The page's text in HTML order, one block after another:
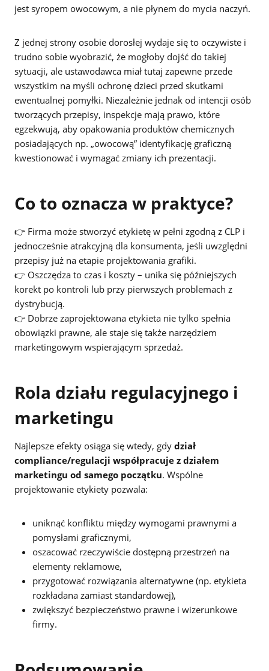
jest syropem owocowym, a nie płynem do mycia naczyń.
Z jednej strony osobie dorosłej wydaje się to oczywiste i
trudno sobie wyobrazić, że mogłoby dojść do takiej
sytuacji, ale ustawodawca miał tutaj zapewne przede
wszystkim na myśli ochronę dzieci przed skutkami
ewentualnej pomyłki. Niezależnie jednak od intencji osób
tworzących przepisy, inspekcje mają prawo, które
egzekwują, aby opakowania produktów chemicznych
posiadających np. „owocową” identyfikację graficzną
kwestionować i wymagać zmiany ich prezentacji.
Co to oznacza w praktyce?
👉 Firma może stworzyć etykietę w pełni zgodną z CLP i
jednocześnie atrakcyjną dla konsumenta, jeśli uwzględni
przepisy już na etapie projektowania grafiki.
👉 Oszczędza to czas i koszty – unika się późniejszych
korekt po kontroli lub przy pierwszych problemach z
dystrybucją.
👉 Dobrze zaprojektowana etykieta nie tylko spełnia
obowiązki prawne, ale staje się także narzędziem
marketingowym wspierającym sprzedaż.
Rola działu regulacyjnego i
marketingu
Najlepsze efekty osiąga się wtedy, gdy dział
compliance/regulacji współpracuje z działem
marketingu od samego początku. Wspólne
projektowanie etykiety pozwala:
uniknąć konfliktu między wymogami prawnymi a
pomysłami graficznymi,
oszacować rzeczywiście dostępną przestrzeń na
elementy reklamowe,
przygotować rozwiązania alternatywne (np. etykieta
rozkładana zamiast standardowej),
zwiększyć bezpieczeństwo prawne i wizerunkowe
firmy.